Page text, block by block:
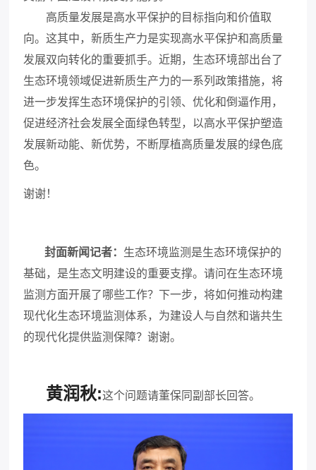
高质量发展是高水平保护的目标指向和价值取
向。这其中，新质生产力是实现高水平保护和高质量
发展双向转化的重要抓手。近期，生态环境部出台了
生态环境领域促进新质生产力的一系列政策措施，将
进一步发挥生态环境保护的引领、优化和倒逼作用，
促进经济社会发展全面绿色转型，以高水平保护塑造
发展新动能、新优势，不断厚植高质量发展的绿色底
色。
谢谢！
封面新闻记者： 生态环境监测是生态环境保护的
基础，是生态文明建设的重要支撑。请问在生态环境
监测方面开展了哪些工作？ 下一步，将如何推动构建
现代化生态环境监测体系，为建设人与自然和谐共生
的现代化提供监测保障？谢谢。
黄润秋:这个问题请董保同副部长回答。